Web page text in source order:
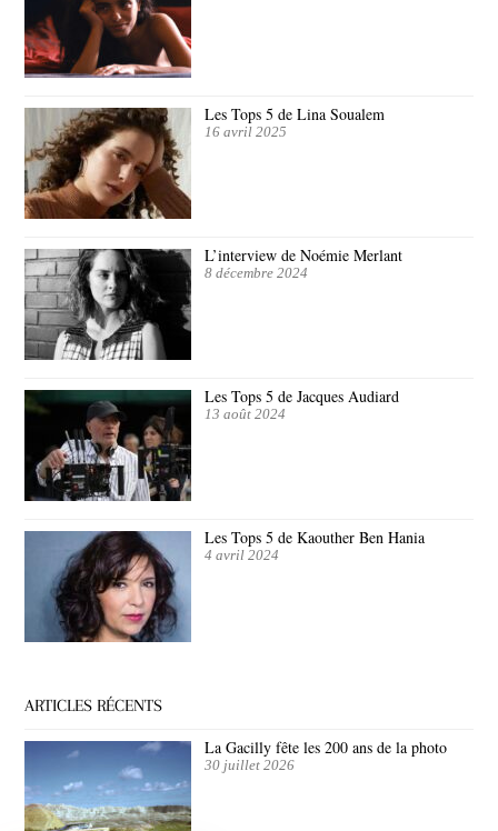
Les Tops 5 de Lina Soualem
16 avril 2025
L’interview de Noémie Merlant
8 décembre 2024
Les Tops 5 de Jacques Audiard
13 août 2024
Les Tops 5 de Kaouther Ben Hania
4 avril 2024
ARTICLES RÉCENTS
La Gacilly fête les 200 ans de la photo
30 juillet 2026